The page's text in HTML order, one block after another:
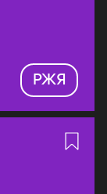
РЖЯ